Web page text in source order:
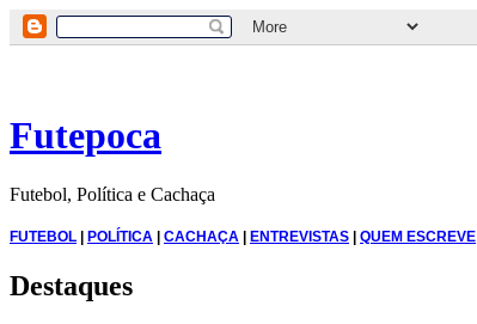
Futepoca
Futebol, Política e Cachaça
FUTEBOL | POLÍTICA | CACHAÇA | ENTREVISTAS | QUEM ESCREVE
Destaques